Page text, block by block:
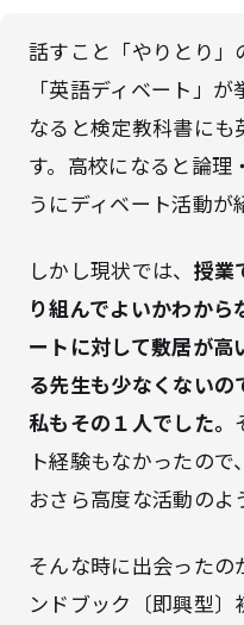
話すこと「やりとり」
「英語ディベート」
なると検定教科書にも
す。高校になると論理
うにディベート活動が
しかし現状では、 授業
り組んでよいかわか
ートに対して敷居が高
る先生も少なくないの
私もその１人でした。
ト経験もなかったの
おさら高度な活動のよ
そんな時に出会った
ンドブック〔即興型